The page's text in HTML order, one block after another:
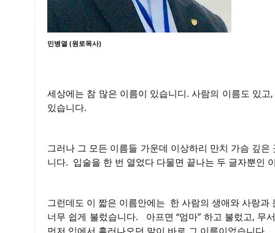
민병열 (원로목사)
세상에는 참 많은 이름이 있습니디. 사람의 이름도 있
있습니다.
그러나 그 모든 이름들 가운데 이상하리 만치 가슴 깊
니다. 입술을 한 번 열었다 다물면 끝나는 두 글자뿐인
그런데도 이 짧은 이름안에는 한 사람의 생애와 사랑
너무 쉽게 불렀습니다. 아프면 “엄마” 하고 불렀고, 무
먼저 입에서 흘러나오던 말이